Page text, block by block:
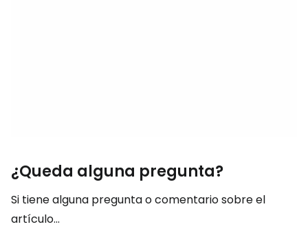
¿Queda alguna pregunta?
Si tiene alguna pregunta o comentario sobre el
artículo...